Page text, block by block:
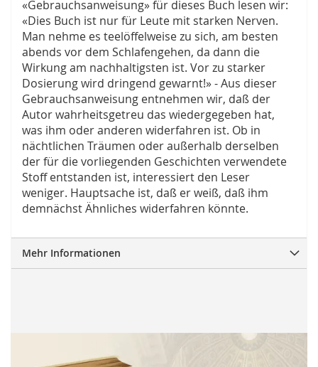
«Gebrauchsanweisung» für dieses Buch lesen wir:
«Dies Buch ist nur für Leute mit starken Nerven.
Man nehme es teelöffelweise zu sich, am besten
abends vor dem Schlafengehen, da dann die
Wirkung am nachhaltigsten ist. Vor zu starker
Dosierung wird dringend gewarnt!» - Aus dieser
Gebrauchsanweisung entnehmen wir, daß der
Autor wahrheitsgetreu das wiedergegeben hat,
was ihm oder anderen widerfahren ist. Ob in
nächtlichen Träumen oder außerhalb derselben
der für die vorliegenden Geschichten verwendete
Stoff entstanden ist, interessiert den Leser
weniger. Hauptsache ist, daß er weiß, daß ihm
demnächst Ähnliches widerfahren könnte.
Mehr Informationen